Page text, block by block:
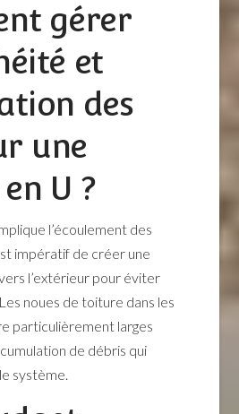
gérer
et
des
une
U ?
l’écoulement des
impératif de créer une
l’extérieur pour éviter
noues de toiture dans les
particulièrement larges
de débris qui
système.